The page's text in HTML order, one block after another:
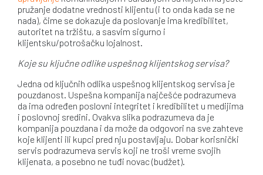
pružanje dodatne vrednosti klijentu (i to onda kada se ne
nada), čime se dokazuje da poslovanje ima kredibilitet,
autoritet na tržištu, a sasvim sigurno i
klijentsku/potrošačku lojalnost.
Koje su ključne odlike uspešnog klijentskog servisa?
Jedna od ključnih odlika uspešnog klijentskog servisa je
pouzdanost. Uspešna kompanija najčešće podrazumeva
da ima određen poslovni integritet i kredibilitet u medijima
i poslovnoj sredini. Ovakva slika podrazumeva da je
kompanija pouzdana i da može da odgovori na sve zahteve
koje klijenti ili kupci pred nju postavljaju. Dobar korisnički
servis podrazumeva servis koji ne troši vreme svojih
klijenata, a posebno ne tuđi novac (budžet).